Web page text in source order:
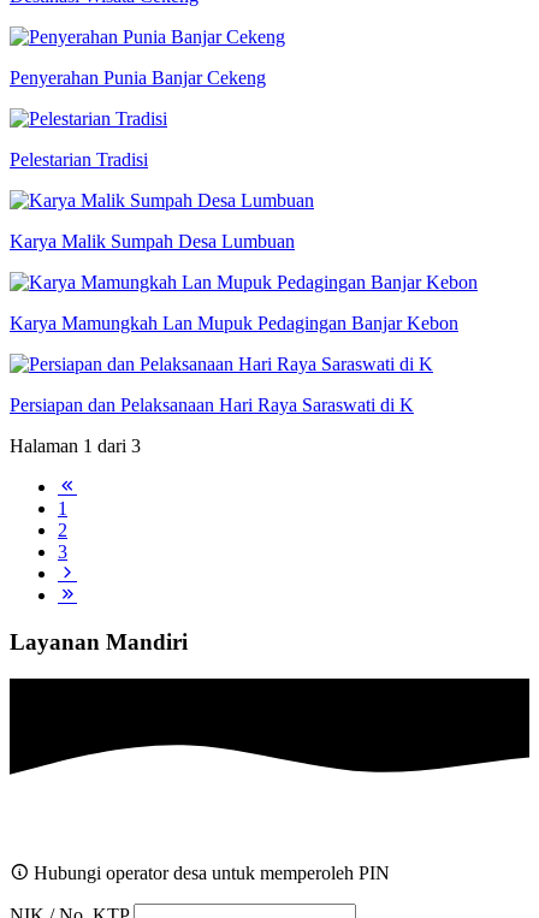
Penyerahan Punia Banjar Cekeng
Pelestarian Tradisi
Karya Malik Sumpah Desa Lumbuan
Karya Mamungkah Lan Mupuk Pedagingan Banjar Kebon
Persiapan dan Pelaksanaan Hari Raya Saraswati di K
Halaman 1 dari 3
1
2
3
Layanan Mandiri
Hubungi operator desa untuk memperoleh PIN